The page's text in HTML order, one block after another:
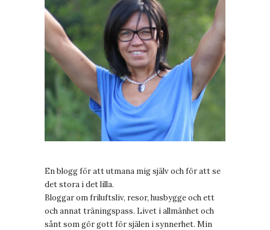
En blogg för att utmana mig själv och för att se
det stora i det lilla.
Bloggar om friluftsliv, resor, husbygge och ett
och annat träningspass. Livet i allmänhet och
sånt som gör gott för själen i synnerhet. Min